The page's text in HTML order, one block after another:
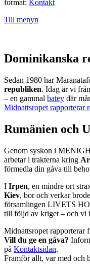
format: Kontakt
Till menyn
Dominikanska
Sedan 1980 har
republiken. Idag är vi
– en gammal batey där
Midnattsropet rapporterar
Rumänien och
Genom syskon i
arbetar i trakterna kring
förmedla din gåva till
I Irpen, en mindre ort
Kiev, bor och verkar
församlingen LIVETS
till följd av kriget – och vi
Midnattsropet rapporterar
Vill du ge en gåva?
på Kontaktsidan.
Framför allt, var med och